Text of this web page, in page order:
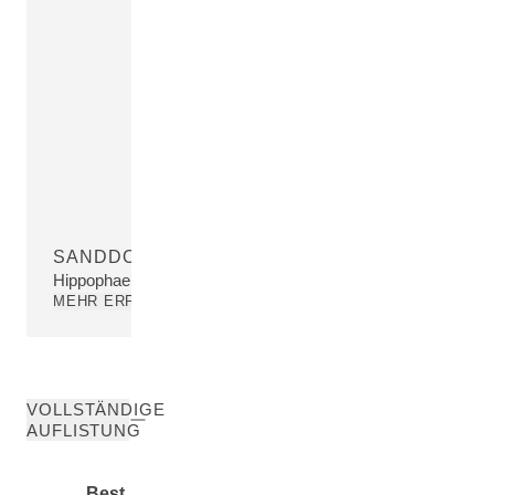
SANDDORNÖL
Hippophae Rhamnoides Oil
MEHR ERFAHREN
VOLLSTÄNDIGE
AUFLISTUNG